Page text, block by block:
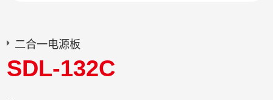
二合一电源板
SDL-132C